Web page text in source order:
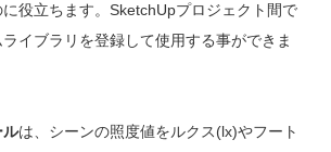
役立ちます。SketchUpプロジェクト間で
イブラリを登録して使用する事ができま
ルは、シーンの照度値をルクス(lx)やフート